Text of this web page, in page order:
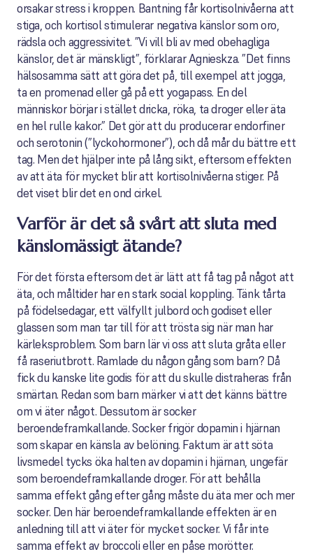
orsakar stress i kroppen. Bantning får kortisolnivåerna att
stiga, och kortisol stimulerar negativa känslor som oro,
rädsla och aggressivitet. ”Vi vill bli av med obehagliga
känslor, det är mänskligt”, förklarar Agnieskza. ”Det finns
hälsosamma sätt att göra det på, till exempel att jogga,
ta en promenad eller gå på ett yogapass. En del
människor börjar i stället dricka, röka, ta droger eller äta
en hel rulle kakor.” Det gör att du producerar endorfiner
och serotonin (”lyckohormoner”), och då mår du bättre ett
tag. Men det hjälper inte på lång sikt, eftersom effekten
av att äta för mycket blir att kortisolnivåerna stiger. På
det viset blir det en ond cirkel.
Varför är det så svårt att sluta med
känslomässigt ätande?
För det första eftersom det är lätt att få tag på något att
äta, och måltider har en stark social koppling. Tänk tårta
på födelsedagar, ett välfyllt julbord och godiset eller
glassen som man tar till för att trösta sig när man har
kärleksproblem. Som barn lär vi oss att sluta gråta eller
få raseriutbrott. Ramlade du någon gång som barn? Då
fick du kanske lite godis för att du skulle distraheras från
smärtan. Redan som barn märker vi att det känns bättre
om vi äter något. Dessutom är socker
beroendeframkallande. Socker frigör dopamin i hjärnan
som skapar en känsla av belöning. Faktum är att söta
livsmedel tycks öka halten av dopamin i hjärnan, ungefär
som beroendeframkallande droger. För att behålla
samma effekt gång efter gång måste du äta mer och mer
socker. Den här beroendeframkallande effekten är en
anledning till att vi äter för mycket socker. Vi får inte
samma effekt av broccoli eller en påse morötter.